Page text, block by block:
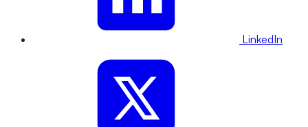
LinkedIn